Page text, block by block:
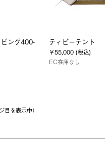
ング400-
ティピーテント
￥55,000 (税込)
EC在庫なし
を表⽰中）